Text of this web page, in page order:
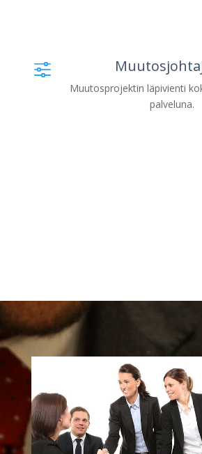
f
Muutosprojektin läpivienti
palveluna.